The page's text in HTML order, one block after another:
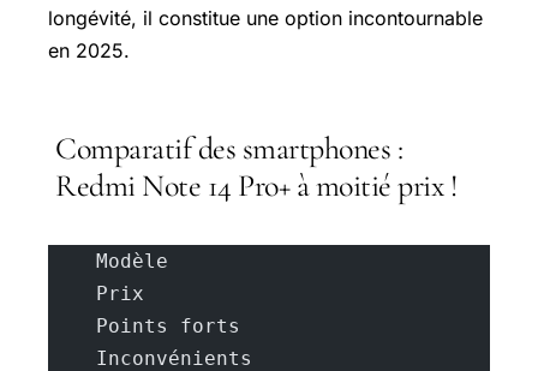
longévité, il constitue une option incontournable
en 2025.
Comparatif des smartphones :
Redmi Note 14 Pro+ à moitié prix !
    Modèle
    Prix
    Points forts
    Inconvénients